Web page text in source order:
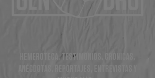
HEMEROTECA, TESTIMONIOS, CRÓNICAS,
ANÉCDOTAS, REPORTAJES, ENTREVISTAS Y